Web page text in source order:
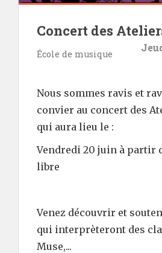
Concert des
École de musique
Nous sommes ravis et
convier au concert des
qui aura lieu le :
Vendredi 20 juin à partir
libre
Venez découvrir et
qui interprèteront des
Muse,...